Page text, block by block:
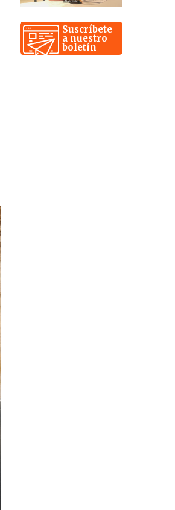
Suscríbete
a nuestro
boletín